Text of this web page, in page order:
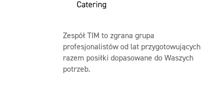
Zespół TIM to zgrana grupa
profesjonalistów od lat przygotowujących
razem posiłki dopasowane do Waszych
potrzeb.